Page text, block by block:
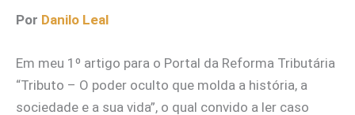
Por Danilo Leal
Em meu 1º artigo para o Portal da Reforma Tributária
“Tributo – O poder oculto que molda a história, a
sociedade e a sua vida”, o qual convido a ler caso